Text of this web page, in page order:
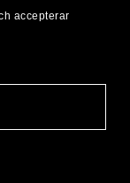
accepterar